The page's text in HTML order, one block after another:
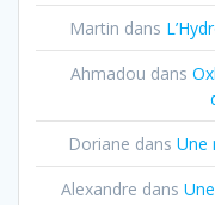
Martin dans
Ahmadou dans
Doriane dans Une
Alexandre dans